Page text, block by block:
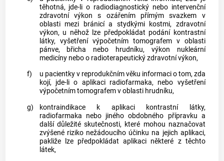
těhotná, jde-li o radiodiagnostický nebo intervenční
zdravotní výkon s ozářením přímým svazkem v
oblasti mezi bránicí a stydkými kostmi, zdravotní
výkon, u něhož lze předpokládat podání kontrastní
látky, vyšetření výpočetním tomografem v oblasti
pánve, břicha nebo hrudníku, výkon nukleární
medicíny nebo o radioterapeutický zdravotní výkon,
f)
u pacientky v reprodukčním věku informaci o tom, zda
kojí, jde-li o aplikaci radiofarmaka, nebo vyšetření
výpočetním tomografem v oblasti hrudníku,
g)
kontraindikace k aplikaci kontrastní látky,
radiofarmaka nebo jiného obdobného přípravku a
další důležité skutečnosti, které mohou naznačovat
zvýšené riziko nežádoucího účinku na jejich aplikaci,
pakliže lze předpokládat aplikaci některé z těchto
látek,